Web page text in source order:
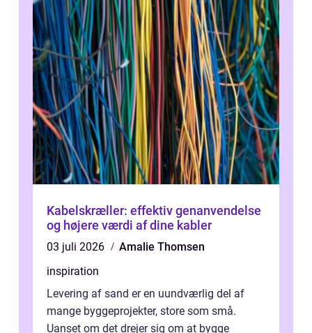
Kabelskræller: effektiv genanvendelse
og højere værdi af dine kabler
03 juli 2026
Amalie Thomsen
inspiration
Levering af sand er en uundværlig del af
mange byggeprojekter, store som små.
Uanset om det drejer sig om at bygge